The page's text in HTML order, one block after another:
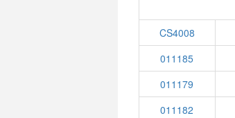
CS4008
011185
011179
011182